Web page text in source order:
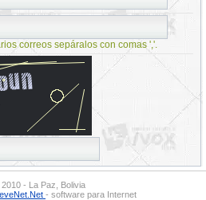
correos sepáralos con comas ','.
2010 - La Paz, Bolivia
- software para Internet